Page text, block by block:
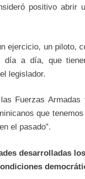
positivo abrir
ejercicio, un piloto,
día a día, que
legislador.
Fuerzas
que
el pasado”.
desarrolladas